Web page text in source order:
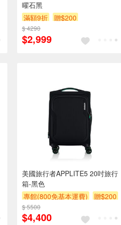
曜石黑
滿額9折
贈$200
$ 4290
$2,999
美國旅行者APPLITE5 20吋旅行
箱-黑色
專館(800免基本運費)
贈$200
$ 5500
$4,400